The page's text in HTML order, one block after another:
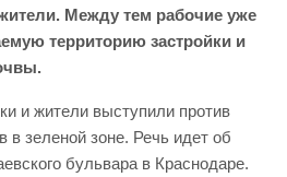
Между тем рабочие уже
территорию застройки и
и жители выступили против
в зеленой зоне. Речь идет об
бульвара в Краснодаре.